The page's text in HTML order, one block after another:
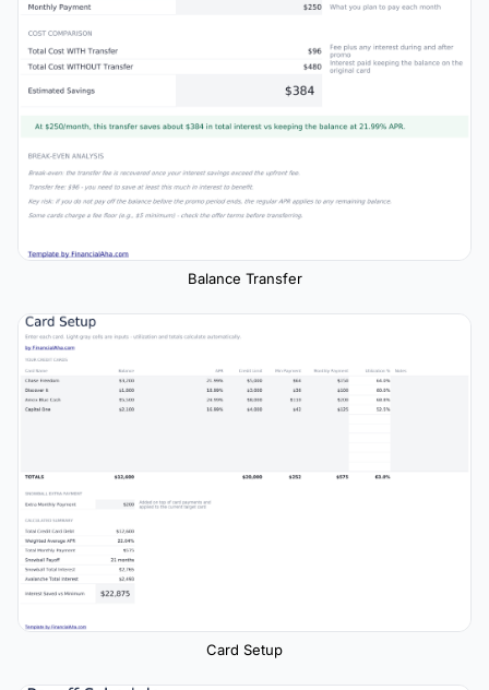
Balance Transfer
Card Setup